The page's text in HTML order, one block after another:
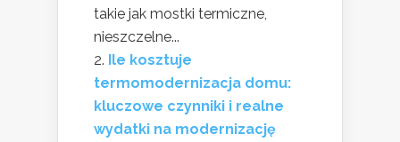
takie jak mostki termiczne,
nieszczelne...
Ile kosztuje
termomodernizacja domu:
kluczowe czynniki i realne
wydatki na modernizację